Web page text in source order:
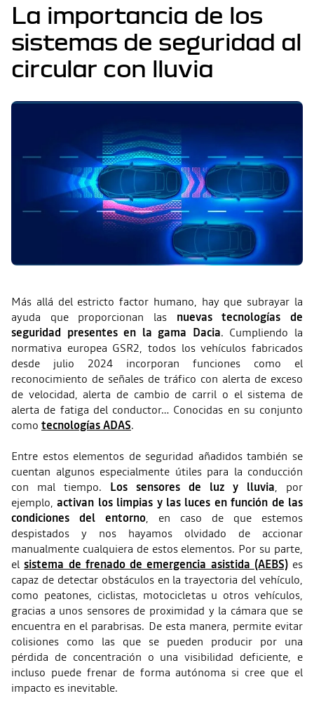
La importancia de los
sistemas de seguridad al
circular con lluvia
Más allá del estricto factor humano, hay que subrayar la
ayuda que proporcionan las nuevas tecnologías de
seguridad presentes en la gama Dacia. Cumpliendo la
normativa europea GSR2, todos los vehículos fabricados
desde julio 2024 incorporan funciones como el
reconocimiento de señales de tráfico con alerta de exceso
de velocidad, alerta de cambio de carril o el sistema de
alerta de fatiga del conductor… Conocidas en su conjunto
como tecnologías ADAS.
Entre estos elementos de seguridad añadidos también se
cuentan algunos especialmente útiles para la conducción
con mal tiempo. Los sensores de luz y lluvia, por
ejemplo,activan los limpias y las luces en función de las
condiciones del entorno, en caso de que estemos
despistados y nos hayamos olvidado de accionar
manualmente cualquiera de estos elementos. Por su parte,
elsistema de frenado de emergencia asistida (AEBS)es
capaz de detectar obstáculos en la trayectoria del vehículo,
como peatones, ciclistas, motocicletas u otros vehículos,
gracias a unos sensores de proximidad y la cámara que se
encuentra en el parabrisas. De esta manera, permite evitar
colisiones como las que se pueden producir por una
pérdida de concentración o una visibilidad deficiente, e
incluso puede frenar de forma autónoma si cree que el
impacto es inevitable.